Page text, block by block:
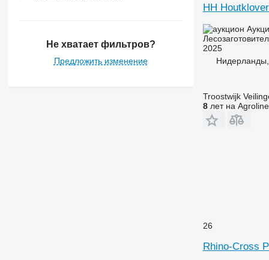
Не хватает фильтров?
Предложить изменение
HH
2025
Troostwijk
8лет на Agroline
26
Rhino-Cross